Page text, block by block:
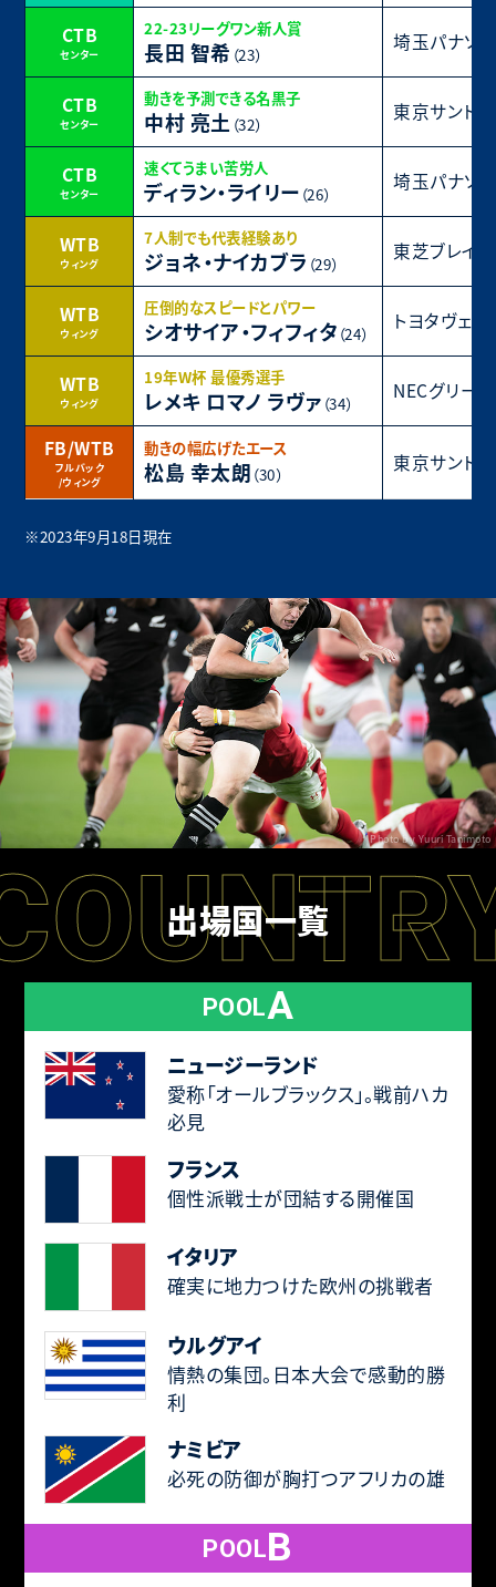
CTB
センター
22-23リーグワン新人賞
長田 智希 （23） 埼玉パナソ
CTB
センター
動きを予測できる名黒子
中村 亮土 （32） 東京サント
CTB
センター
速くてうまい苦労人
ディラン・ライリー （26） 埼玉パナソ
WTB
ウィング
7人制でも代表経験あり
ジョネ・ナイカブラ （29） 東芝ブレイ
WTB
ウィング
圧倒的なスピードとパワー
シオサイア・フィフィタ （24） トヨタヴェル
WTB
ウィング
19年W杯 最優秀選手
レメキ ロマノ ラヴァ （34） NECグリー
FB/WTB
フルバック
/ウィング
動きの幅広げたエース
松島 幸太朗 （30） 東京サント
※2023年9月18日現在
Photo by Yuuri Tanimoto
出場国一覧
POOLA
ニュージーランド
愛称「オールブラックス」。戦前ハカ
必見
フランス
個性派戦士が団結する開催国
イタリア
確実に地力つけた欧州の挑戦者
ウルグアイ
情熱の集団。日本大会で感動的勝
利
ナミビア
必死の防御が胸打つアフリカの雄
POOLB